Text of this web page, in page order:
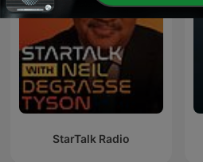
StarTalk Radio